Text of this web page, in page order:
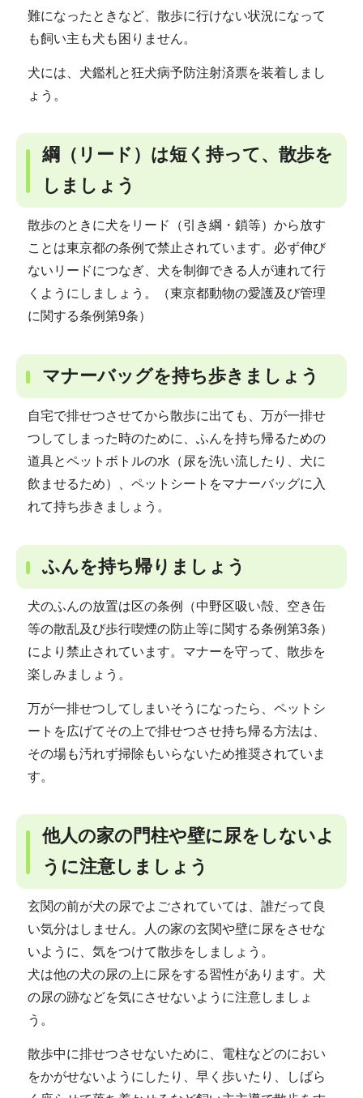
難になったときなど、散歩に行けない状況になって
も飼い主も犬も困りません。
犬には、犬鑑札と狂犬病予防注射済票を装着しまし
ょう。
綱（リード）は短く持って、散歩を
しましょう
散歩のときに犬をリード（引き綱・鎖等）から放す
ことは東京都の条例で禁止されています。必ず伸び
ないリードにつなぎ、犬を制御できる人が連れて行
くようにしましょう。（東京都動物の愛護及び管理
に関する条例第9条）
マナーバッグを持ち歩きましょう
自宅で排せつさせてから散歩に出ても、万が一排せ
つしてしまった時のために、ふんを持ち帰るための
道具とペットボトルの水（尿を洗い流したり、犬に
飲ませるため）、ペットシートをマナーバッグに入
れて持ち歩きましょう。
ふんを持ち帰りましょう
犬のふんの放置は区の条例（中野区吸い殻、空き缶
等の散乱及び歩行喫煙の防止等に関する条例第3条）
により禁止されています。マナーを守って、散歩を
楽しみましょう。
万が一排せつしてしまいそうになったら、ペットシ
ートを広げてその上で排せつさせ持ち帰る方法は、
その場も汚れず掃除もいらないため推奨されていま
す。
他人の家の門柱や壁に尿をしないよ
うに注意しましょう
玄関の前が犬の尿でよごされていては、誰だって良
い気分はしません。人の家の玄関や壁に尿をさせな
いように、気をつけて散歩をしましょう。
犬は他の犬の尿の上に尿をする習性があります。犬
の尿の跡などを気にさせないように注意しましょ
う。
散歩中に排せつさせないために、電柱などのにおい
をかがせないようにしたり、早く歩いたり、しばら